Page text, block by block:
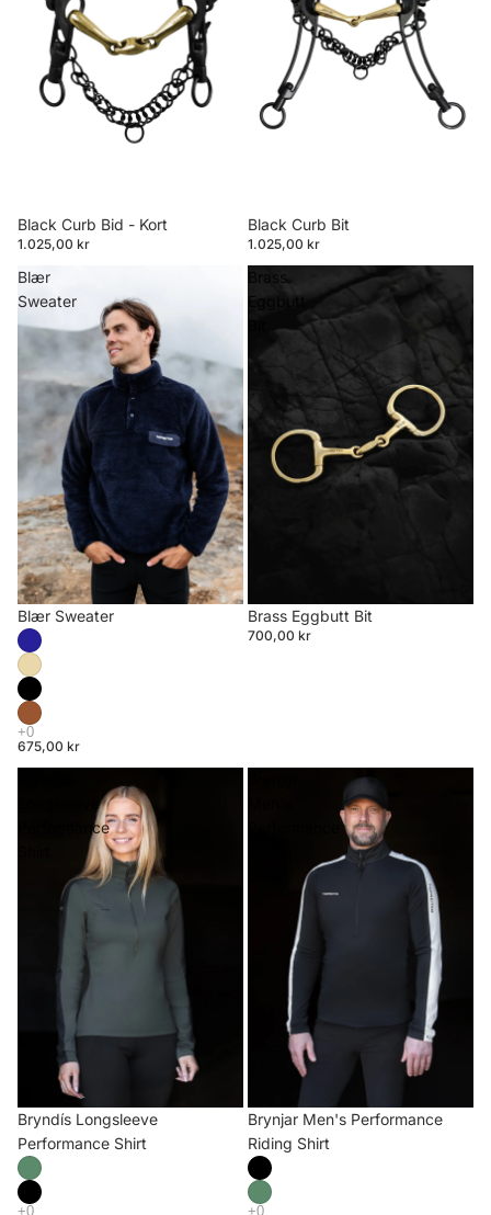
Black Curb Bid - Kort
1.025,00 kr
Black Curb Bit
1.025,00 kr
Blær
Sweater
Blær Sweater
675,00 kr
Brass
Eggbutt
Brass Eggbutt Bit
700,00 kr
Longsleeve
Performance
Bryndís Longsleeve
Performance Shirt
Brynjar Men's Performance
Riding Shirt